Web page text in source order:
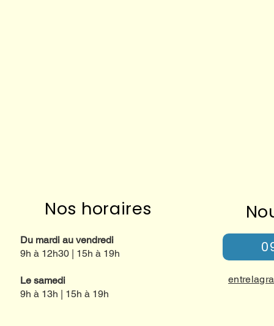
Nos horaires
Du mardi au vendredi
9h à 12h30 | 15h à 19h
Le samedi
9h à 13h | 15h à 19h